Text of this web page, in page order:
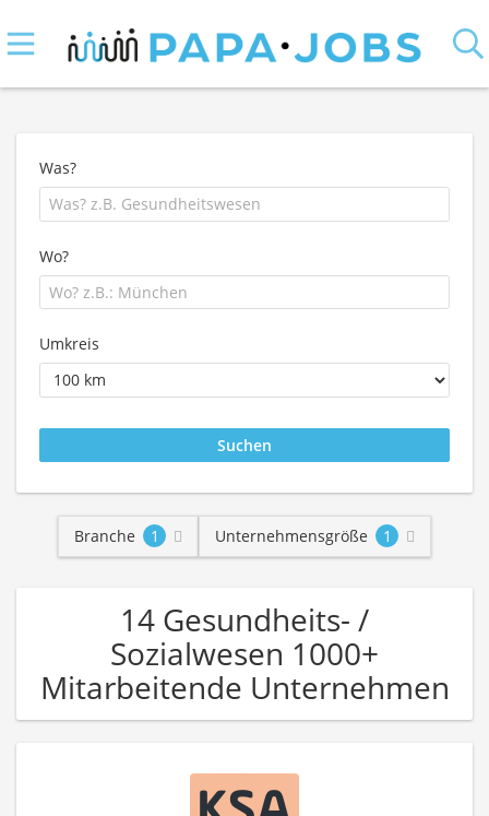
Was?
Wo?
Umkreis
Branche 1 Unternehmensgröße 1
14 Gesundheits- /
Sozialwesen 1000+
Mitarbeitende Unternehmen